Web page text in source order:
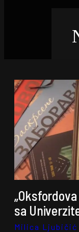
sa
Milica Ljubičić